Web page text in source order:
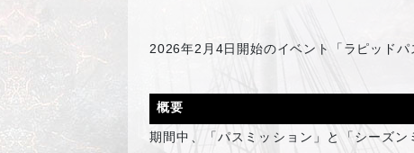
2026年2月4日開始のイベント「ラピッドパ
概要
期間中、「パスミッション」と「シーズ